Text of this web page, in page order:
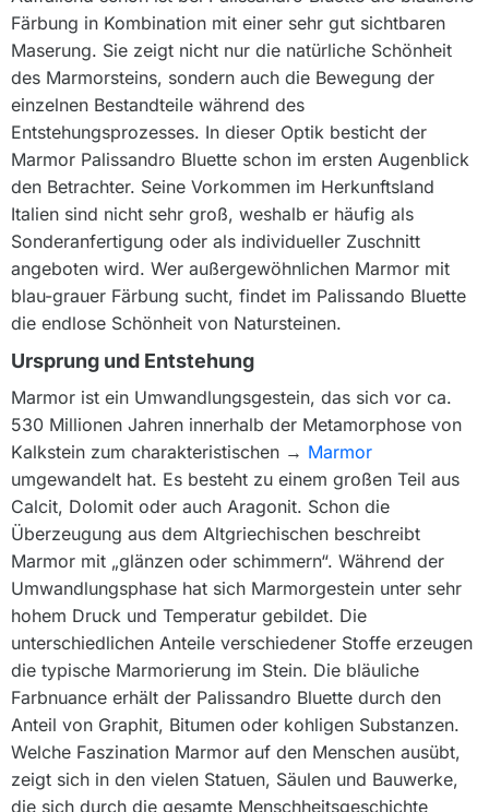
Färbung in Kombination mit einer sehr gut sichtbaren
Maserung. Sie zeigt nicht nur die natürliche Schönheit
des Marmorsteins, sondern auch die Bewegung der
einzelnen Bestandteile während des
Entstehungsprozesses. In dieser Optik besticht der
Marmor Palissandro Bluette schon im ersten Augenblick
den Betrachter. Seine Vorkommen im Herkunftsland
Italien sind nicht sehr groß, weshalb er häufig als
Sonderanfertigung oder als individueller Zuschnitt
angeboten wird. Wer außergewöhnlichen Marmor mit
blau-grauer Färbung sucht, findet im Palissando Bluette
die endlose Schönheit von Natursteinen.
Ursprung und Entstehung
Marmor ist ein Umwandlungsgestein, das sich vor ca.
530 Millionen Jahren innerhalb der Metamorphose von
Kalkstein zum charakteristischen → Marmor
umgewandelt hat. Es besteht zu einem großen Teil aus
Calcit, Dolomit oder auch Aragonit. Schon die
Überzeugung aus dem Altgriechischen beschreibt
Marmor mit „glänzen oder schimmern“. Während der
Umwandlungsphase hat sich Marmorgestein unter sehr
hohem Druck und Temperatur gebildet. Die
unterschiedlichen Anteile verschiedener Stoffe erzeugen
die typische Marmorierung im Stein. Die bläuliche
Farbnuance erhält der Palissandro Bluette durch den
Anteil von Graphit, Bitumen oder kohligen Substanzen.
Welche Faszination Marmor auf den Menschen ausübt,
zeigt sich in den vielen Statuen, Säulen und Bauwerke,
die sich durch die gesamte Menschheitsgeschichte